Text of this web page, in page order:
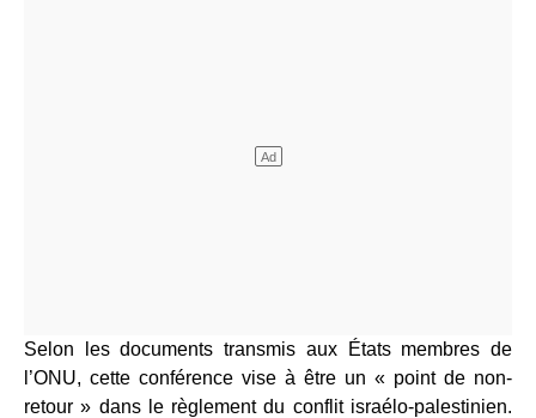
Selon les documents transmis aux États membres de
l’ONU, cette conférence vise à être un « point de non-
retour » dans le règlement du conflit israélo-palestinien.